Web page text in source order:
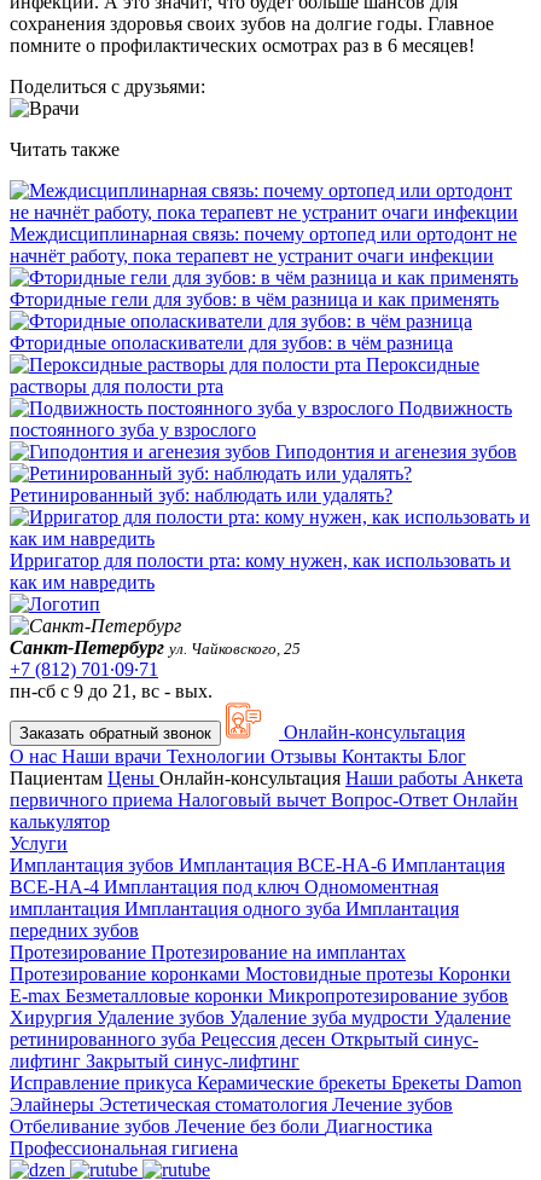
сохранения здоровья своих зубов на долгие годы. Главное
помните о профилактических осмотрах раз в 6 месяцев!
Поделиться с друзьями:
Читать также
Междисциплинарная связь: почему ортопед или ортодонт не
начнёт работу, пока терапевт не устранит очаги инфекции
Фторидные гели для зубов: в чём разница и как применять
Фторидные ополаскиватели для зубов: в чём разница
Пероксидные
растворы для полости рта
Подвижность
постоянного зуба у взрослого
Гиподонтия и агенезия зубов
Ретинированный зуб: наблюдать или удалять?
Ирригатор для полости рта: кому нужен, как использовать и
как им навредить
Санкт-Петербург ул. Чайковского, 25
+7 (812) 701∙09∙71
пн-сб с 9 до 21, вс - вых.
Заказать обратный звонок
Онлайн-консультация
О нас Наши врачи Технологии Отзывы Контакты Блог
Пациентам Цены Онлайн-консультация Наши работы Анкета
первичного приема Налоговый вычет Вопрос-Ответ Онлайн
калькулятор
Услуги
Имплантация зубов Имплантация ВСЕ-НА-6 Имплантация
ВСЕ-НА-4 Имплантация под ключ Одномоментная
имплантация Имплантация одного зуба Имплантация
передних зубов
Протезирование Протезирование на имплантах
Протезирование коронками Мостовидные протезы Коронки
E-max Безметалловые коронки Микропротезирование зубов
Хирургия Удаление зубов Удаление зуба мудрости Удаление
ретинированного зуба Рецессия десен Открытый синус-
лифтинг Закрытый синус-лифтинг
Исправление прикуса Керамические брекеты Брекеты Damon
Элайнеры Эстетическая стоматология Лечение зубов
Отбеливание зубов Лечение без боли Диагностика
Профессиональная гигиена